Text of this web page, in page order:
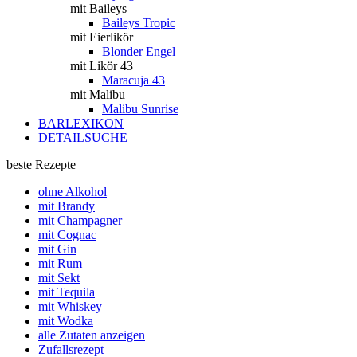
mit Baileys
Baileys Tropic
mit Eierlikör
Blonder Engel
mit Likör 43
Maracuja 43
mit Malibu
Malibu Sunrise
BARLEXIKON
DETAILSUCHE
beste Rezepte
ohne Alkohol
mit Brandy
mit Champagner
mit Cognac
mit Gin
mit Rum
mit Sekt
mit Tequila
mit Whiskey
mit Wodka
alle Zutaten anzeigen
Zufallsrezept